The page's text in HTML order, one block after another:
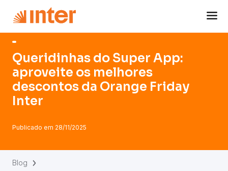
Queridinhas do Super App:
aproveite os melhores
descontos da Orange Friday
Inter
Publicado em 28/11/2025
Blog
Navigated to Queridinhas do Super App: aproveite os